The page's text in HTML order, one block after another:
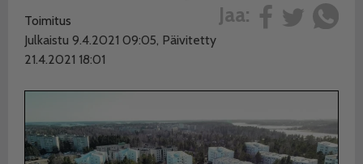
Jaa:
Toimitus
Julkaistu 9.4.2021 09:05, Päivitetty
21.4.2021 18:01